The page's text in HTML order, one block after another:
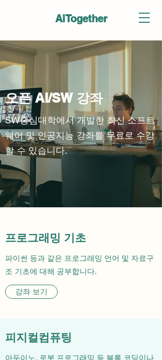
AiTogether
​오픈 AI/SW 강좌
SW중심대학에서 개발한 최신 소프트
웨어 및 인공지능 강좌를 무료로 수강
할 수 있습니다.
​프로그래밍 기초
파이썬 등과 같은 프로그래밍 언어 및 자료구
조 기초에 대해 공부합니다.
강좌 보기
피지컬컴퓨팅
아두이노, 로봇 프로그래밍 등 블록 코딩이나